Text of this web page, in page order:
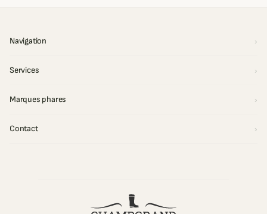
Navigation
Services
Marques phares
Contact